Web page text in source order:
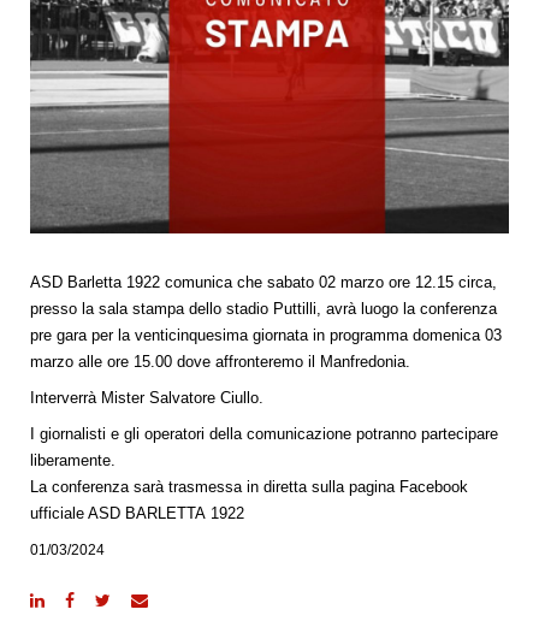
ASD Barletta 1922 comunica che sabato 02 marzo ore 12.15 circa,
presso la sala stampa dello stadio Puttilli, avrà luogo la conferenza
pre gara per la venticinquesima giornata in programma domenica 03
marzo alle ore 15.00 dove affronteremo il Manfredonia.
Interverrà Mister Salvatore Ciullo.
I giornalisti e gli operatori della comunicazione potranno partecipare
liberamente.
La conferenza sarà trasmessa in diretta sulla pagina Facebook
ufficiale ASD BARLETTA 1922
01/03/2024